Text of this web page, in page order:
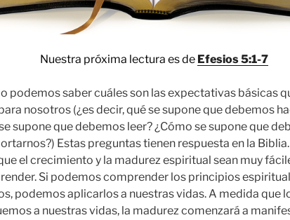
Nuestra próxima lectura es de Efesios 5:1-7
podemos saber cuáles son las expectativas básicas
nosotros (¿es decir, qué se supone que debemos
supone que debemos leer? ¿Cómo se supone que
Estas preguntas tienen respuesta en la
el crecimiento y la madurez espiritual sean muy
Si podemos comprender los principios
podemos aplicarlos a nuestras vidas. A medida que
a nuestras vidas, la madurez comenzará a